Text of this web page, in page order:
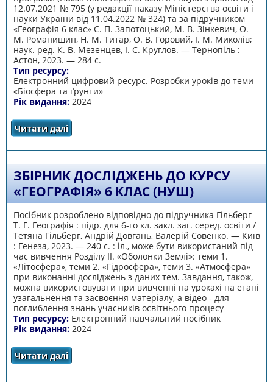
12.07.2021 № 795 (у редакції наказу Міністерства освіти і
науки України від 11.04.2022 № 324) та за підручником
«Географія 6 клас» С. П. Запотоцький, М. В. Зінкевич, О.
М. Романишин, Н. М. Титар, О. В. Горовий, І. М. Миколів;
наук. ред. К. В. Мезенцев, І. С. Круглов. — Тернопіль :
Астон, 2023. — 284 с.
Тип ресурсу:
Електронний цифровий ресурс. Розробки уроків до теми
«Біосфера та ґрунти»
Рік видання: 2024
Читати даліпро Біосфера та грунти
ЗБІРНИК ДОСЛІДЖЕНЬ ДО КУРСУ
«ГЕОГРАФІЯ» 6 КЛАС (НУШ)
Посібник розроблено відповідно до підручника Гільберг
Т. Г. Географія : підр. для 6-го кл. закл. заг. серед. освіти /
Тетяна Гільберг, Андрій Довгань, Валерій Совенко. — Київ
: Генеза, 2023. — 240 с. : іл., може бути використаний під
час вивчення Розділу ІІ. «Оболонки Землі»: теми 1.
«Літосфера», теми 2. «Гідросфера», теми 3. «Атмосфера»
при виконанні досліджень з даних тем. Завдання, також,
можна використовувати при вивченні на урокахі на етапі
узагальнення та засвоєння матеріалу, а відео - для
поглиблення знань учасників освітнього процесу
Тип ресурсу: Електронний навчальний посібник
Рік видання: 2024
Читати далі